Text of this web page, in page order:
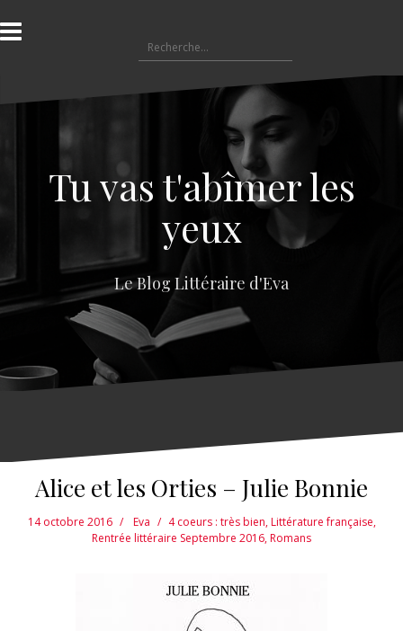
l
a
e
e
Tu vas t'abîmer les
yeux
Le Blog Littéraire d'Eva
Alice et les Orties – Julie Bonnie
14 octobre 2016 Eva 4 coeurs : très bien,Littérature française,
Rentrée littéraire Septembre 2016,Romans